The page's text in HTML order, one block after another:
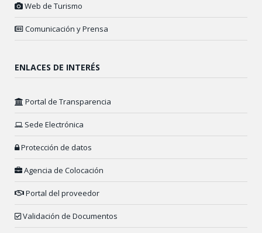
Web de Turismo
Comunicación y Prensa
ENLACES DE INTERÉS
Portal de Transparencia
Sede Electrónica
Protección de datos
Agencia de Colocación
Portal del proveedor
Validación de Documentos